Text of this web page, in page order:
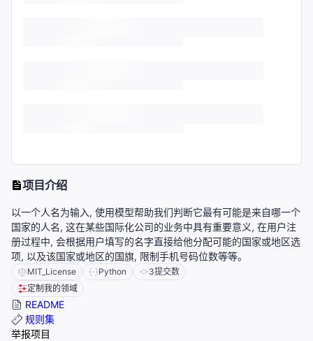
项目介绍
以一个人名为输入, 使用模型帮助我们判断它最有可能是来自哪一个
国家的人名, 这在某些国际化公司的业务中具有重要意义, 在用户注
册过程中, 会根据用户填写的名字直接给他分配可能的国家或地区选
项, 以及该国家或地区的国旗, 限制手机号码位数等等。
MIT_License Python 3提交数
定制我的领域
README
规则集
举报项目